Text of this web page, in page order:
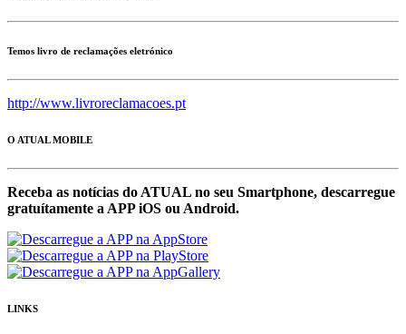
Temos livro de reclamações eletrónico
http://www.livroreclamacoes.pt
O ATUAL MOBILE
Receba as notícias do ATUAL no seu Smartphone, descarregue
gratuítamente a APP iOS ou Android.
LINKS